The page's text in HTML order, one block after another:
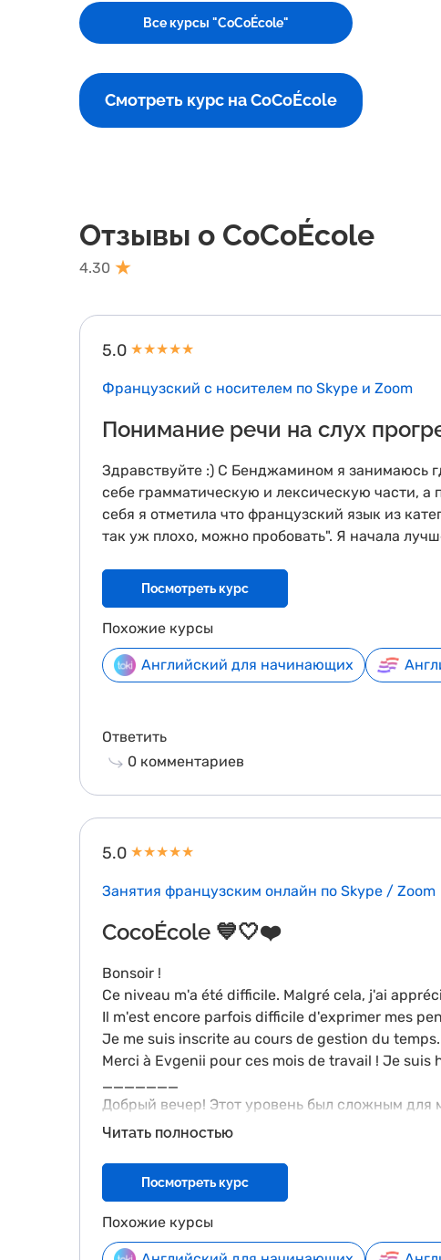
Все курсы "CoCoÉcole"
Смотреть курс на CoCoÉcole
Отзывы о CoCoÉcole
4.30
5.0 ★★★★★
Французский с носителем по Skype и Zoom
Понимание речи на слух
Здравствуйте :) С Бенджамином я занимаюсь
себе грамматическую и лексическую части, а
себя я отметила что французский язык из
так уж плохо, можно пробовать". Я начала
Посмотреть курс
Похожие курсы
Английский для начинающих
Ответить
0 комментариев
5.0 ★★★★★
Занятия французским онлайн по Skype / Zoom
CocoÉcole 💙🤍❤️
Bonsoir !
Ce niveau m'a été difficile. Malgré cela, j'ai
Il m'est encore parfois difficile d'exprimer mes
Je me suis inscrite au cours de gestion du
Merci à Evgenii pour ces mois de travail ! Je
_______
Добрый вечер! Этот уровень был сложным для
смогла посетить только одну разговорную
""Саморазвитие"". Я понимаю, что возможно
языке. Спасибо Евгению за его помощь на
❤️
Читать полностью
Посмотреть курс
Похожие курсы